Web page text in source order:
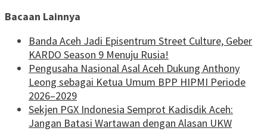
Bacaan Lainnya
Banda Aceh Jadi Episentrum Street Culture, Geber
KARDO Season 9 Menuju Rusia!
Pengusaha Nasional Asal Aceh Dukung Anthony
Leong sebagai Ketua Umum BPP HIPMI Periode
2026–2029
Sekjen PGX Indonesia Semprot Kadisdik Aceh:
Jangan Batasi Wartawan dengan Alasan UKW